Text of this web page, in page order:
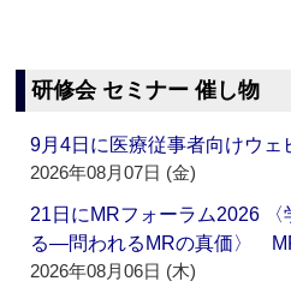
研修会 セミナー 催し物
9月4日に医療従事者向けウ
2026年08月07日 (金)
21日にMRフォーラム2026 〈
る―問われるMRの真価〉
2026年08月06日 (木)